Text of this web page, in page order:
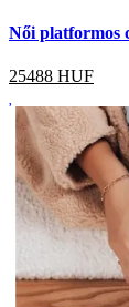
Női platformos
25488 HUF